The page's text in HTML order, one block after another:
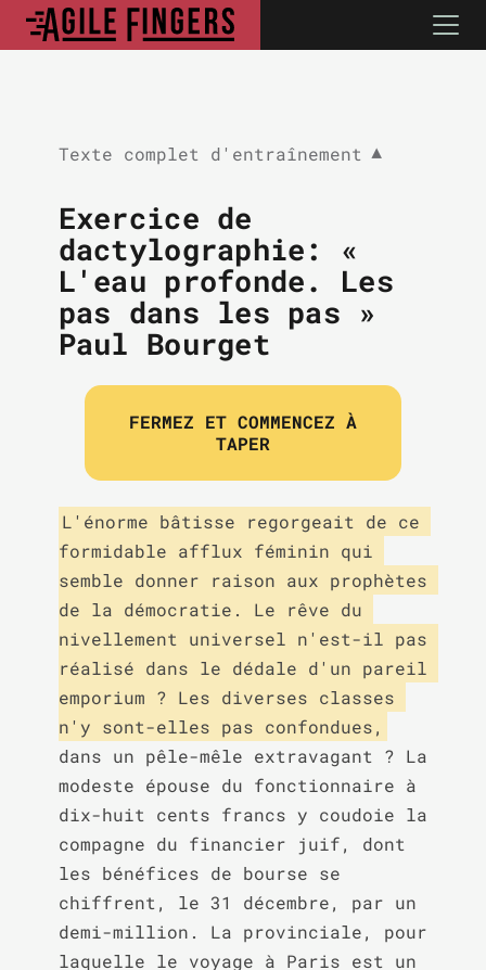
Texte complet d'entraînement ▼
Exercice de
dactylographie: «
L'eau profonde. Les
pas dans les pas »
Paul Bourget
FERMEZ ET COMMENCEZ À
TAPER
L'énorme bâtisse regorgeait de ce
formidable afflux féminin qui
semble donner raison aux prophètes
de la démocratie. Le rêve du
nivellement universel n'est-il pas
réalisé dans le dédale d'un pareil
emporium ? Les diverses classes
n'y sont-elles pas confondues,
dans un pêle-mêle extravagant ? La
modeste épouse du fonctionnaire à
dix-huit cents francs y coudoie la
compagne du financier juif, dont
les bénéfices de bourse se
chiffrent, le 31 décembre, par un
demi-million. La provinciale, pour
laquelle le voyage à Paris est un